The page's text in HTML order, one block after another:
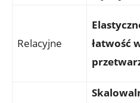
Relacyjne
łatwość